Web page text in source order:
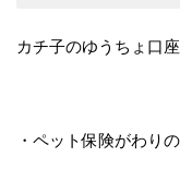
カチ子のゆうちょ口座
・ペット保険がわり